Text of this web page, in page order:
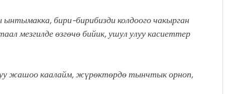
бири-бирибизди колдоого чакырган
мезгилде өзгөчө бийик, ушул улуу касиеттер
жашоо каалайм, жүрөктөрдө тынчтык орноп,